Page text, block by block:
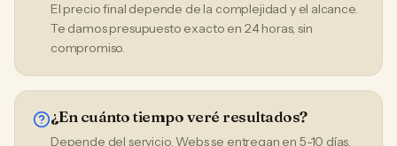
El precio final depende de la complejidad y el alcance.
Te damos presupuesto exacto en 24 horas, sin
compromiso.
¿En cuánto tiempo veré resultados?
Depende del servicio. Webs se entregan en 5-10 días.